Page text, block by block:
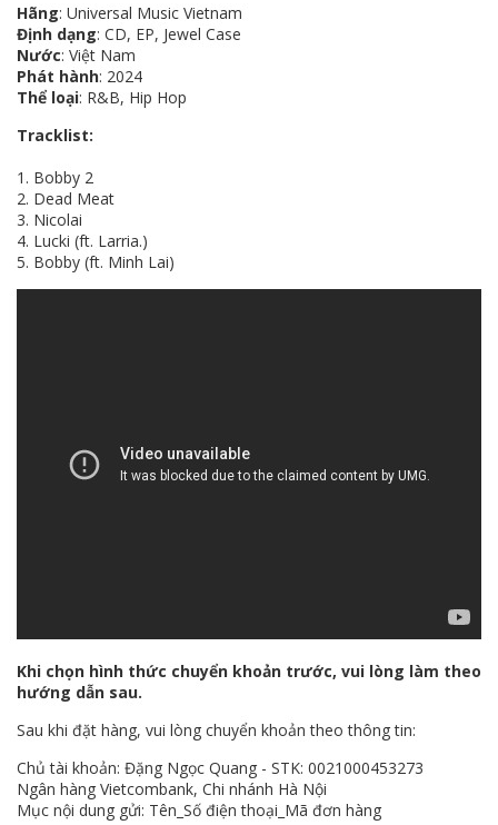
Hãng: Universal Music Vietnam
Định dạng: CD, EP, Jewel Case
Nước: Việt Nam
Phát hành: 2024
Thể loại: R&B, Hip Hop
Tracklist:
1. Bobby 2
2. Dead Meat
3. Nicolai
4. Lucki (ft. Larria.)
5. Bobby (ft. Minh Lai)
Khi chọn hình thức chuyển khoản trước, vui lòng làm theo
hướng dẫn sau.
Sau khi đặt hàng, vui lòng chuyển khoản theo thông tin:
Chủ tài khoản: Đặng Ngọc Quang - STK: 0021000453273
Ngân hàng Vietcombank, Chi nhánh Hà Nội
Mục nội dung gửi: Tên_Số điện thoại_Mã đơn hàng